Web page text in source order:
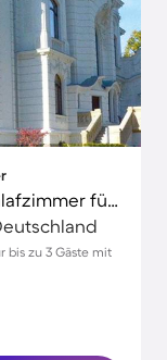
Charmantes Apartment mit 1 Schlafzimmer für 3 Personen
bis zu 3 Gäste mit